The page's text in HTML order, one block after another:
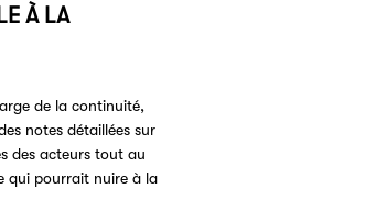
À LA
de la continuité,
notes détaillées sur
des acteurs tout au
qui pourrait nuire à la